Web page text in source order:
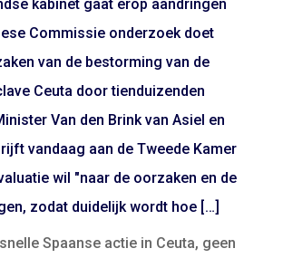
kabinet gaat erop aandringen
Commissie onderzoek doet
van de bestorming van de
Ceuta door tienduizenden
Van den Brink van Asiel en
vandaag aan de Tweede Kamer
wil "naar de oorzaken en de
zodat duidelijk wordt hoe […]
Spaanse actie in Ceuta, geen